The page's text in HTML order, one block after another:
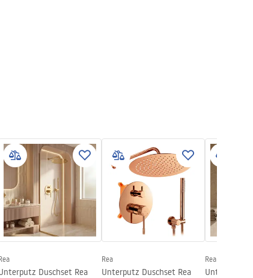
Duschset Rea
Rea
Unterputz Duschset Rea
Rea
Unterputz